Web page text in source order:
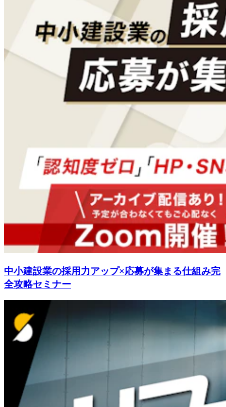
中小建設業の採用力アップ×応募が集まる仕組み完
全攻略セミナー